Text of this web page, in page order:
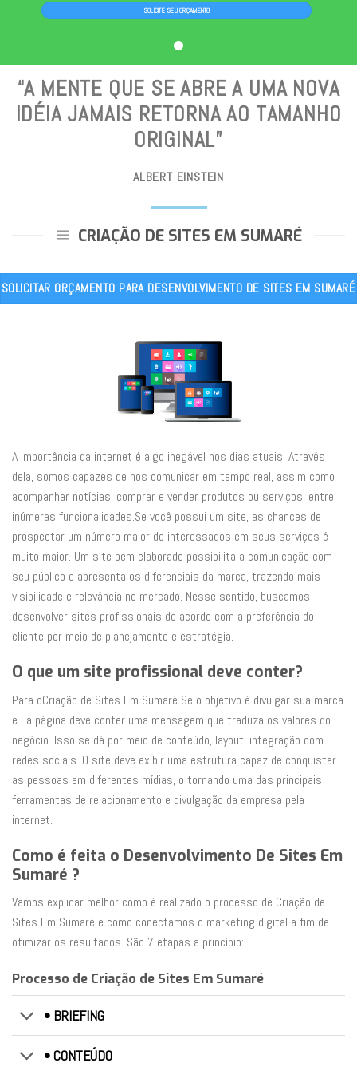
SOLICITE SEU ORÇAMENTO
“A MENTE QUE SE ABRE A UMA NOVA
IDÉIA JAMAIS RETORNA AO TAMANHO
ORIGINAL”
ALBERT EINSTEIN
CRIAÇÃO DE SITES EM SUMARÉ
SOLICITAR ORÇAMENTO PARA DESENVOLVIMENTO DE SITES EM SUMARÉ
A importância da internet é algo inegável nos dias atuais. Através
dela, somos capazes de nos comunicar em tempo real, assim como
acompanhar notícias, comprar e vender produtos ou serviços, entre
inúmeras funcionalidades.Se você possui um site, as chances de
prospectar um número maior de interessados em seus serviços é
muito maior. Um site bem elaborado possibilita a comunicação com
seu público e apresenta os diferenciais da marca, trazendo mais
visibilidade e relevância no mercado. Nesse sentido, buscamos
desenvolver sites profissionais de acordo com a preferência do
cliente por meio de planejamento e estratégia.
O que um site profissional deve conter?
Para oCriação de Sites Em Sumaré Se o objetivo é divulgar sua marca
e , a página deve conter uma mensagem que traduza os valores do
negócio. Isso se dá por meio de conteúdo, layout, integração com
redes sociais. O site deve exibir uma estrutura capaz de conquistar
as pessoas em diferentes mídias, o tornando uma das principais
ferramentas de relacionamento e divulgação da empresa pela
internet.
Como é feita o Desenvolvimento De Sites Em
Sumaré ?
Vamos explicar melhor como é realizado o processo de Criação de
Sites Em Sumaré e como conectamos o marketing digital a fim de
otimizar os resultados. São 7 etapas a princípio:
Processo de Criação de Sites Em Sumaré
• BRIEFING
• CONTEÚDO